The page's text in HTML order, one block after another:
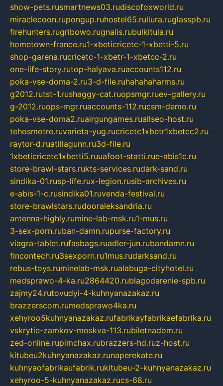
show-pets.rusmartnews03.rudiscofoxworld.ru
miraclecoon.rupongup.ruhostel65.ruliura.ruglasspb.ru
firehunters.rugribowo.rugnalis.rubulkitula.ru
hometown-france.ru1-xbeticricetc-1-xbetti-5.ru
shop-garena.rucricetc-1-xbetr-1-xbetcc-2.ru
one-life-story.rutop-halyava.ruaccounts112.ru
poka-vse-doma-2.ru3-d-file.ruhahahaharms.ru
g2012.rutst-1.rushaggy-cat.ruopsmgr.ruev-gallery.ru
g-2012.ruops-mgr.ruaccounts-112.rucsm-demo.ru
poka-vse-doma2.ruairgungames.ruallseo-host.ru
tehosmotre.ruvarieta-yug.rucricetc1xbetr1xbetcc2.ru
raytor-d.ruatillagunn.ru3d-file.ru
1xbeticricetc1xbetti5.ruuafoot-statti.rue-abis1c.ru
store-brawl-stars.rukts-services.rudark-sand.ru
sindika-01.rusp-life.rux-legion.rusib-archives.ru
e-abis-1-c.rusindika01.ruvenda-festival.ru
store-brawlstars.rudooraleksandria.ru
antenna-highly.rumine-lab-msk.ru1-mus.ru
3-sex-porn.ruban-damn.rupurse-factory.ru
viagra-tablet.rufasbags.ruadler-jun.rubandamn.ru
fincontech.ru3sexporn.ru1mus.rudarksand.ru
rebus-toys.ruminelab-msk.rualabuga-cityhotel.ru
medsprawo-4-ka.ru2864420.rublagodarenie-spb.ru
zajmy24.rutovudyi-4-kuhnyanazakaz.ru
brazzerscom.rumedsprawo4ka.ru
xehyroo5kuhnyanazakaz.rufabrikayfabrikaefabrika.ru
vskrytie-zamkov-moskva-113.rubiletnadom.ru
zed-online.rupimchax.rubrazzers-hd.ruz-host.ru
kitubeu2kuhnyanazakaz.runaperekate.ru
kuhnyaofabrikaufabrik.rukitubeu-2-kuhnyanazakaz.ru
xehyroo-5-kuhnyanazakaz.rucs-68.ru